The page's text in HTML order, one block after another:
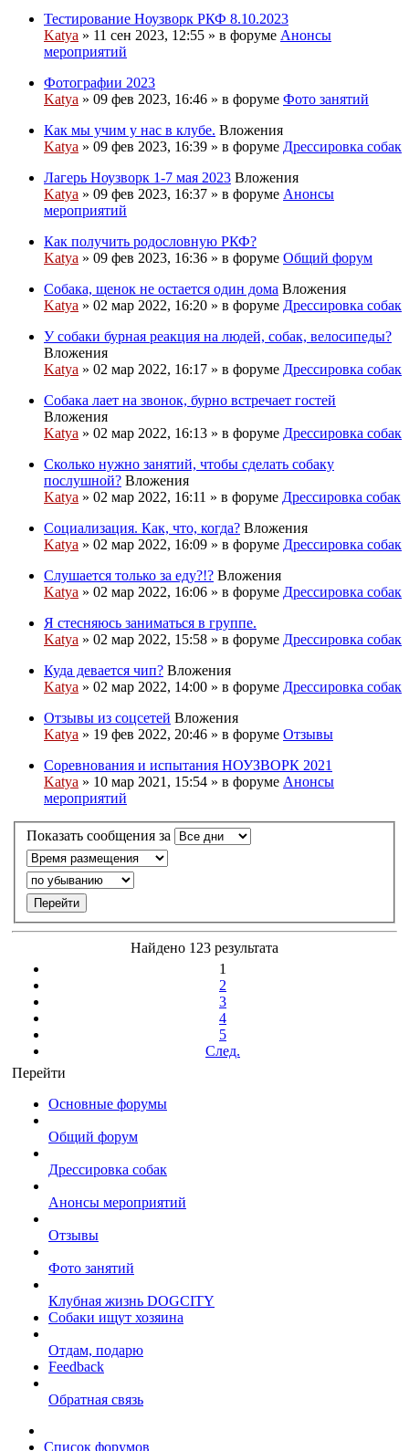
Тестирование Ноузворк РКФ 8.10.2023
Katya » 11 сен 2023, 12:55 » в форуме Анонсы
мероприятий
Фотографии 2023
Katya » 09 фев 2023, 16:46 » в форуме Фото занятий
Как мы учим у нас в клубе. Вложения
Katya » 09 фев 2023, 16:39 » в форуме Дрессировка собак
Лагерь Ноузворк 1-7 мая 2023 Вложения
Katya » 09 фев 2023, 16:37 » в форуме Анонсы
мероприятий
Как получить родословную РКФ?
Katya » 09 фев 2023, 16:36 » в форуме Общий форум
Собака, щенок не остается один дома Вложения
Katya » 02 мар 2022, 16:20 » в форуме Дрессировка собак
У собаки бурная реакция на людей, собак, велосипеды?
Вложения
Katya » 02 мар 2022, 16:17 » в форуме Дрессировка собак
Собака лает на звонок, бурно встречает гостей
Вложения
Katya » 02 мар 2022, 16:13 » в форуме Дрессировка собак
Сколько нужно занятий, чтобы сделать собаку
послушной? Вложения
Katya » 02 мар 2022, 16:11 » в форуме Дрессировка собак
Социализация. Как, что, когда? Вложения
Katya » 02 мар 2022, 16:09 » в форуме Дрессировка собак
Слушается только за еду?!? Вложения
Katya » 02 мар 2022, 16:06 » в форуме Дрессировка собак
Я стесняюсь заниматься в группе.
Katya » 02 мар 2022, 15:58 » в форуме Дрессировка собак
Куда девается чип? Вложения
Katya » 02 мар 2022, 14:00 » в форуме Дрессировка собак
Отзывы из соцсетей Вложения
Katya » 19 фев 2022, 20:46 » в форуме Отзывы
Соревнования и испытания НОУЗВОРК 2021
Katya » 10 мар 2021, 15:54 » в форуме Анонсы
мероприятий
Показать сообщения за
Найдено 123 результата
1
2
3
4
5
След.
Перейти
Основные форумы
Общий форум
Дрессировка собак
Анонсы мероприятий
Отзывы
Фото занятий
Клубная жизнь DOGCITY
Собаки ищут хозяина
Отдам, подарю
Feedback
Обратная связь
Список форумов